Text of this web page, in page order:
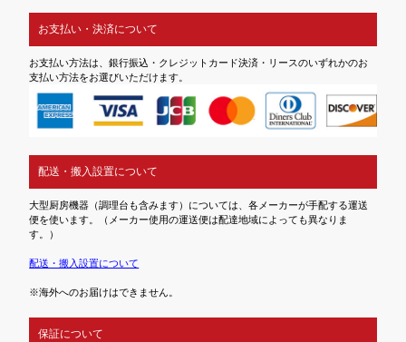
お支払い・決済について
お支払い方法は、銀行振込・クレジットカード決済・リースのいずれかのお
支払い方法をお選びいただけます。
配送・搬入設置について
大型厨房機器（調理台も含みます）については、各メーカーが手配する運送
便を使います。（メーカー使用の運送便は配達地域によっても異なりま
す。）
配送・搬入設置について
※海外へのお届けはできません。
保証について